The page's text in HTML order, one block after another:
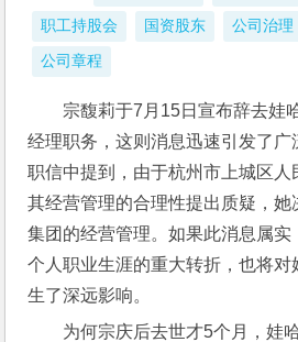
职工持股会 国资股东 公司治理
公司章程
宗馥莉于7月15日宣布辞去娃
经理职务，这则消息迅速引发了
职信中提到，由于杭州市上城区
其经营管理的合理性提出质疑，她
集团的经营管理。如果此消息属
个人职业生涯的重大转折，也将
生了深远影响。
为何宗庆后去世才5个月，娃